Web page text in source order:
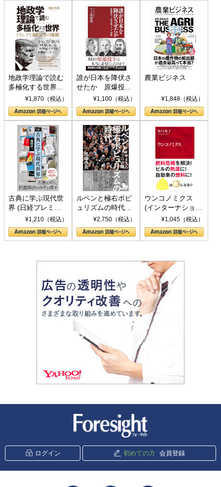
地政学理論で読む
多極化する世界：
トランプとBRICS
の挑戦
¥1,870（税込）
誰が日本を降伏さ
せたか 原爆投
下、ソ連参戦、そ
して聖断 (PHP新
書)
¥1,100（税込）
農業ビジネス
¥1,848（税込）
古典に学ぶ現代世
界 (日経プレミア
シリーズ)¥1,210（税込）
ルペンと極右ポピ
ュリズムの時代：
〈ヤヌス〉の二つ
の顔
¥2,750（税込）
ウンコノミクス
(インターナショナ
ル新書)¥1,045（税込）
ログイン 初めての方 会員登録